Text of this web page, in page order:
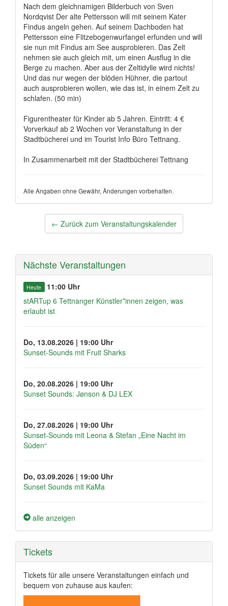
Nach dem gleichnamigen Bilderbuch von Sven
Nordqvist Der alte Pettersson will mit seinem Kater
Findus angeln gehen. Auf seinem Dachboden hat
Pettersson eine Flitzebogenwurfangel erfunden und will
sie nun mit Findus am See ausprobieren. Das Zelt
nehmen sie auch gleich mit, um einen Ausflug in die
Berge zu machen. Aber aus der Zeltidylle wird nichts!
Und das nur wegen der blöden Hühner, die partout
auch ausprobieren wollen, wie das ist, in einem Zelt zu
schlafen. (50 min)
Figurentheater für Kinder ab 5 Jahren. Eintritt: 4 €
Vorverkauf ab 2 Wochen vor Veranstaltung in der
Stadtbücherei und im Tourist Info Büro Tettnang.
In Zusammenarbeit mit der Stadtbücherei Tettnang
Alle Angaben ohne Gewähr, Änderungen vorbehalten.
Post← Zurück zum Veranstaltungskalender
Nächste Veranstaltungen
Heute 11:00 Uhr
stARTup 6 Tettnanger Künstler*innen zeigen, was
erlaubt ist
Do, 13.08.2026 | 19:00 Uhr
Sunset-Sounds mit Fruit Sharks
Do, 20.08.2026 | 19:00 Uhr
Sunset Sounds: Jønson & DJ LEX
Do, 27.08.2026 | 19:00 Uhr
Sunset-Sounds mit Leona & Stefan „Eine Nacht im
Süden“
Do, 03.09.2026 | 19:00 Uhr
Sunset Sounds mit KaMa
alle anzeigen
Tickets
Tickets für alle unsere Veranstaltungen einfach und
bequem von zuhause aus kaufen: